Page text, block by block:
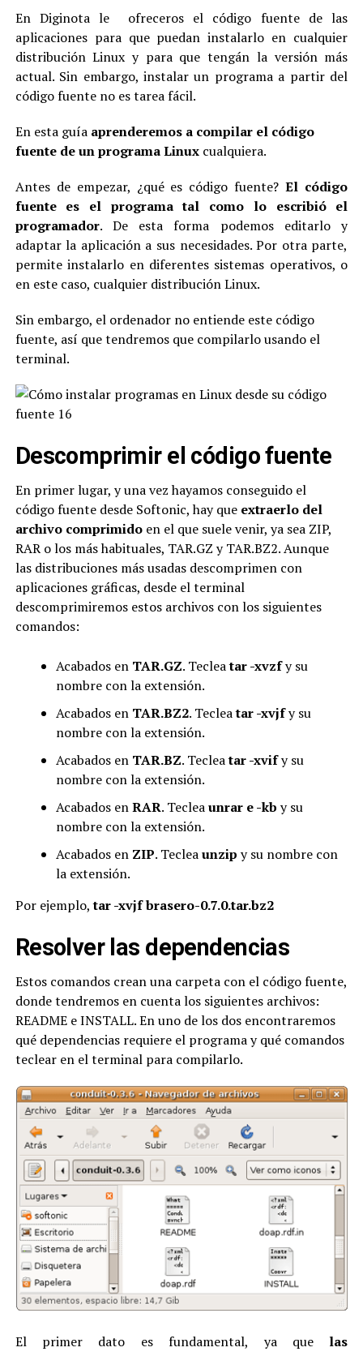
En Diginota le ofreceros el código fuente de las
aplicaciones para que puedan instalarlo en cualquier
distribución Linux y para que tengán la versión más
actual. Sin embargo, instalar un programa a partir del
código fuente no es tarea fácil.
En esta guía aprenderemos a compilar el código
fuente de un programa Linuxcualquiera.
Antes de empezar, ¿qué es código fuente?El código
fuente es el programa tal como lo escribió el
programador. De esta forma podemos editarlo y
adaptar la aplicación a sus necesidades. Por otra parte,
permite instalarlo en diferentes sistemas operativos, o
en este caso, cualquier distribución Linux.
Sin embargo, el ordenador no entiende este código
fuente, así que tendremos que compilarlo usando el
terminal.
Descomprimir el código fuente
En primer lugar, y una vez hayamos conseguido el
código fuente desde Softonic, hay que extraerlo del
archivo comprimidoen el que suele venir, ya sea ZIP,
RAR o los más habituales, TAR.GZ y TAR.BZ2. Aunque
las distribuciones más usadas descomprimen con
aplicaciones gráficas, desde el terminal
descomprimiremos estos archivos con los siguientes
comandos:
Acabados enTAR.GZ. Tecleatar -xvzfy su
nombre con la extensión.
Acabados enTAR.BZ2. Tecleatar -xvjfy su
nombre con la extensión.
Acabados enTAR.BZ. Tecleatar -xvify su
nombre con la extensión.
Acabados enRAR. Tecleaunrar e -kb y su
nombre con la extensión.
Acabados enZIP. Tecleaunzip y su nombre con
la extensión.
Por ejemplo,tar -xvjf brasero-0.7.0.tar.bz2
Resolver las dependencias
Estos comandos crean una carpeta con el código fuente,
donde tendremos en cuenta los siguientes archivos:
README e INSTALL. En uno de los dos encontraremos
qué dependencias requiere el programa y qué comandos
teclear en el terminal para compilarlo.
El primer dato es fundamental, ya que las